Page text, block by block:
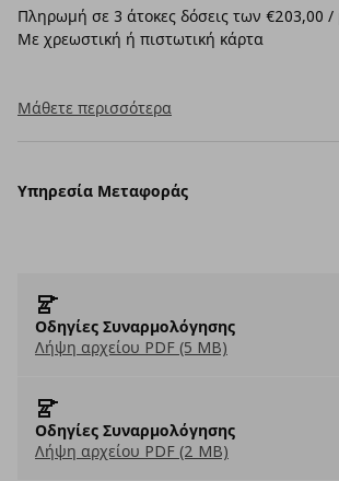
Πληρωμή σε 3 άτοκες δόσεις των €203,00
Με χρεωστική ή πιστωτική κάρτα
Μάθετε περισσότερα
Υπηρεσία Μεταφοράς
Οδηγίες Συναρμολόγησης
Λήψη αρχείου PDF (5 MB)
Οδηγίες Συναρμολόγησης
Λήψη αρχείου PDF (2 MB)